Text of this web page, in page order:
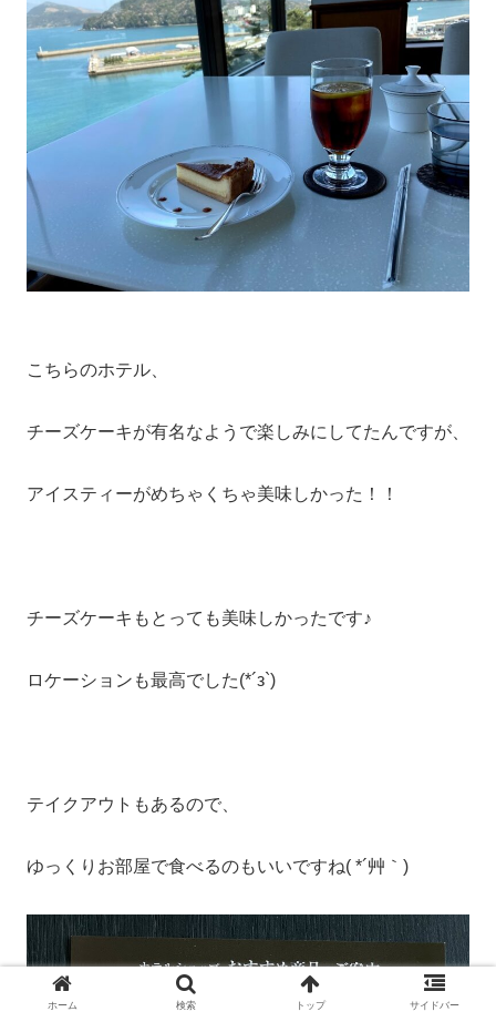
こちらのホテル、
チーズケーキが有名なようで楽しみにしてたんですが、
アイスティーがめちゃくちゃ美味しかった！！
チーズケーキもとっても美味しかったです♪
ロケーションも最高でした(*´з`)
テイクアウトもあるので、
ゆっくりお部屋で食べるのもいいですね( *´艸｀)
ホーム 検索 トップ サイドバー